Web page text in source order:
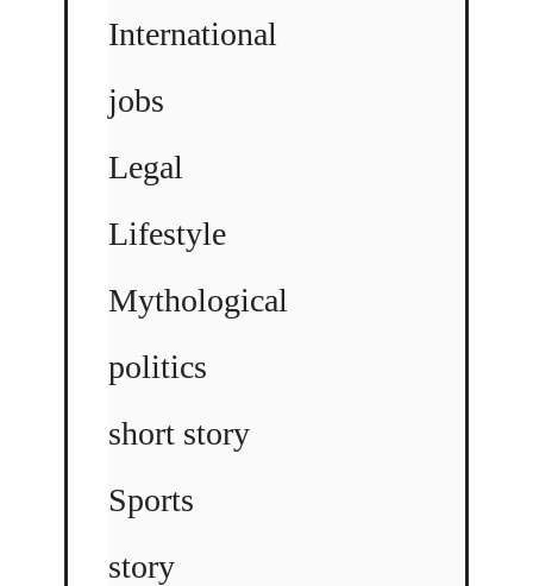
International
jobs
Legal
Lifestyle
Mythological
politics
short story
Sports
story